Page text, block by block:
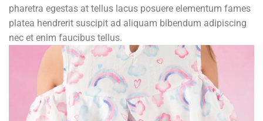
pharetra egestas at tellus lacus posuere elementum fames
platea hendrerit suscipit ad aliquam bibendum adipiscing
nec et enim faucibus tellus.